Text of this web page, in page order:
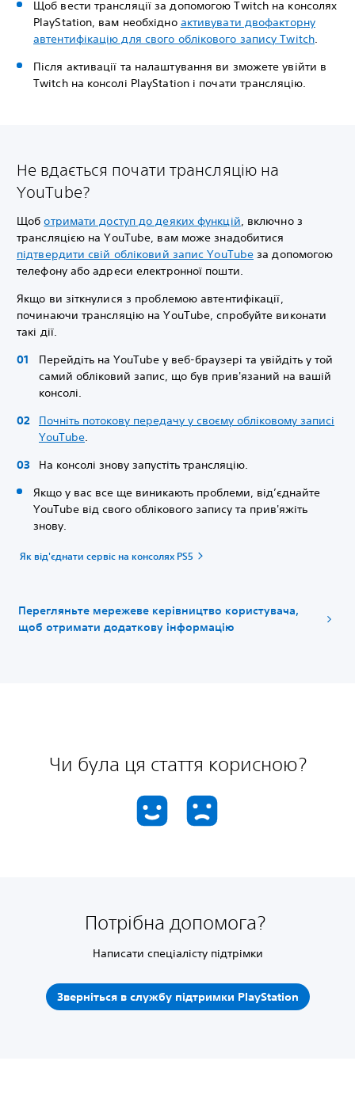
Щоб вести трансляції за допомогою Twitch на консолях
PlayStation, вам необхідно активувати двофакторну
автентифікацію для свого облікового запису Twitch.
Після активації та налаштування ви зможете увійти в
Twitch на консолі PlayStation і почати трансляцію.
Не вдається почати трансляцію на
YouTube?
Щоботримати доступ до деяких функцій, включно з
трансляцією на YouTube, вам може знадобитися
підтвердити свій обліковий запис YouTube за допомогою
телефону або адреси електронної пошти.
Якщо ви зіткнулися з проблемою автентифікації,
починаючи трансляцію на YouTube, спробуйте виконати
такі дії.
Перейдіть на YouTube у веб-браузері та увійдіть у той
самий обліковий запис, що був прив'язаний на вашій
консолі.
Почніть потокову передачу у своєму обліковому записі
YouTube.
На консолі знову запустіть трансляцію.
Якщо у вас все ще виникають проблеми, від’єднайте
YouTube від свого облікового запису та прив'яжіть
знову.
Як від'єднати сервіс на консолях PS5
Перегляньте мережеве керівництво користувача,
щоб отримати додаткову інформацію
Чи була ця стаття корисною?
Потрібна допомога?
Написати спеціалісту підтрімки
Зверніться в службу підтримки PlayStation